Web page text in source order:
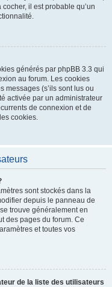
il est probable qu’un
générés par phpBB 3.3 qui
au forum. Les cookies
messages (s’ils sont lus ou
activée par un administrateur
de connexion et de
cookies.
sont stockés dans la
depuis le panneau de
trouve généralement en
des pages du forum. Ce
et toutes vos
de la liste des utilisateurs